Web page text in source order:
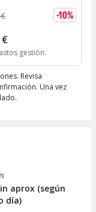
€ -10%
€
gestión
Revisa
Una vez
aprox (según
día)